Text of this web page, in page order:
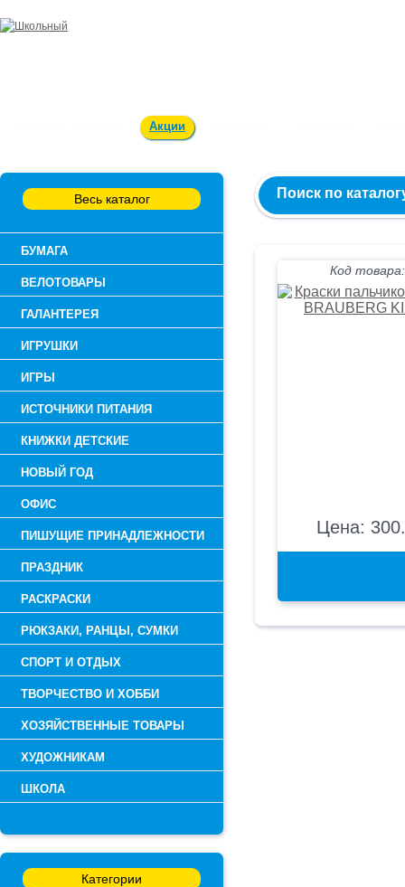
Акции
Весь каталог
БУМАГА
ВЕЛОТОВАРЫ
ГАЛАНТЕРЕЯ
ИГРУШКИ
ИГРЫ
ИСТОЧНИКИ ПИТАНИЯ
КНИЖКИ ДЕТСКИЕ
НОВЫЙ ГОД
ОФИС
ПИШУЩИЕ ПРИНАДЛЕЖНОСТИ
ПРАЗДНИК
РАСКРАСКИ
РЮКЗАКИ, РАНЦЫ, СУМКИ
СПОРТ И ОТДЫХ
ТВОРЧЕСТВО И ХОББИ
ХОЗЯЙСТВЕННЫЕ ТОВАРЫ
ХУДОЖНИКАМ
ШКОЛА
Категории
Поиск по
Код
Цена: